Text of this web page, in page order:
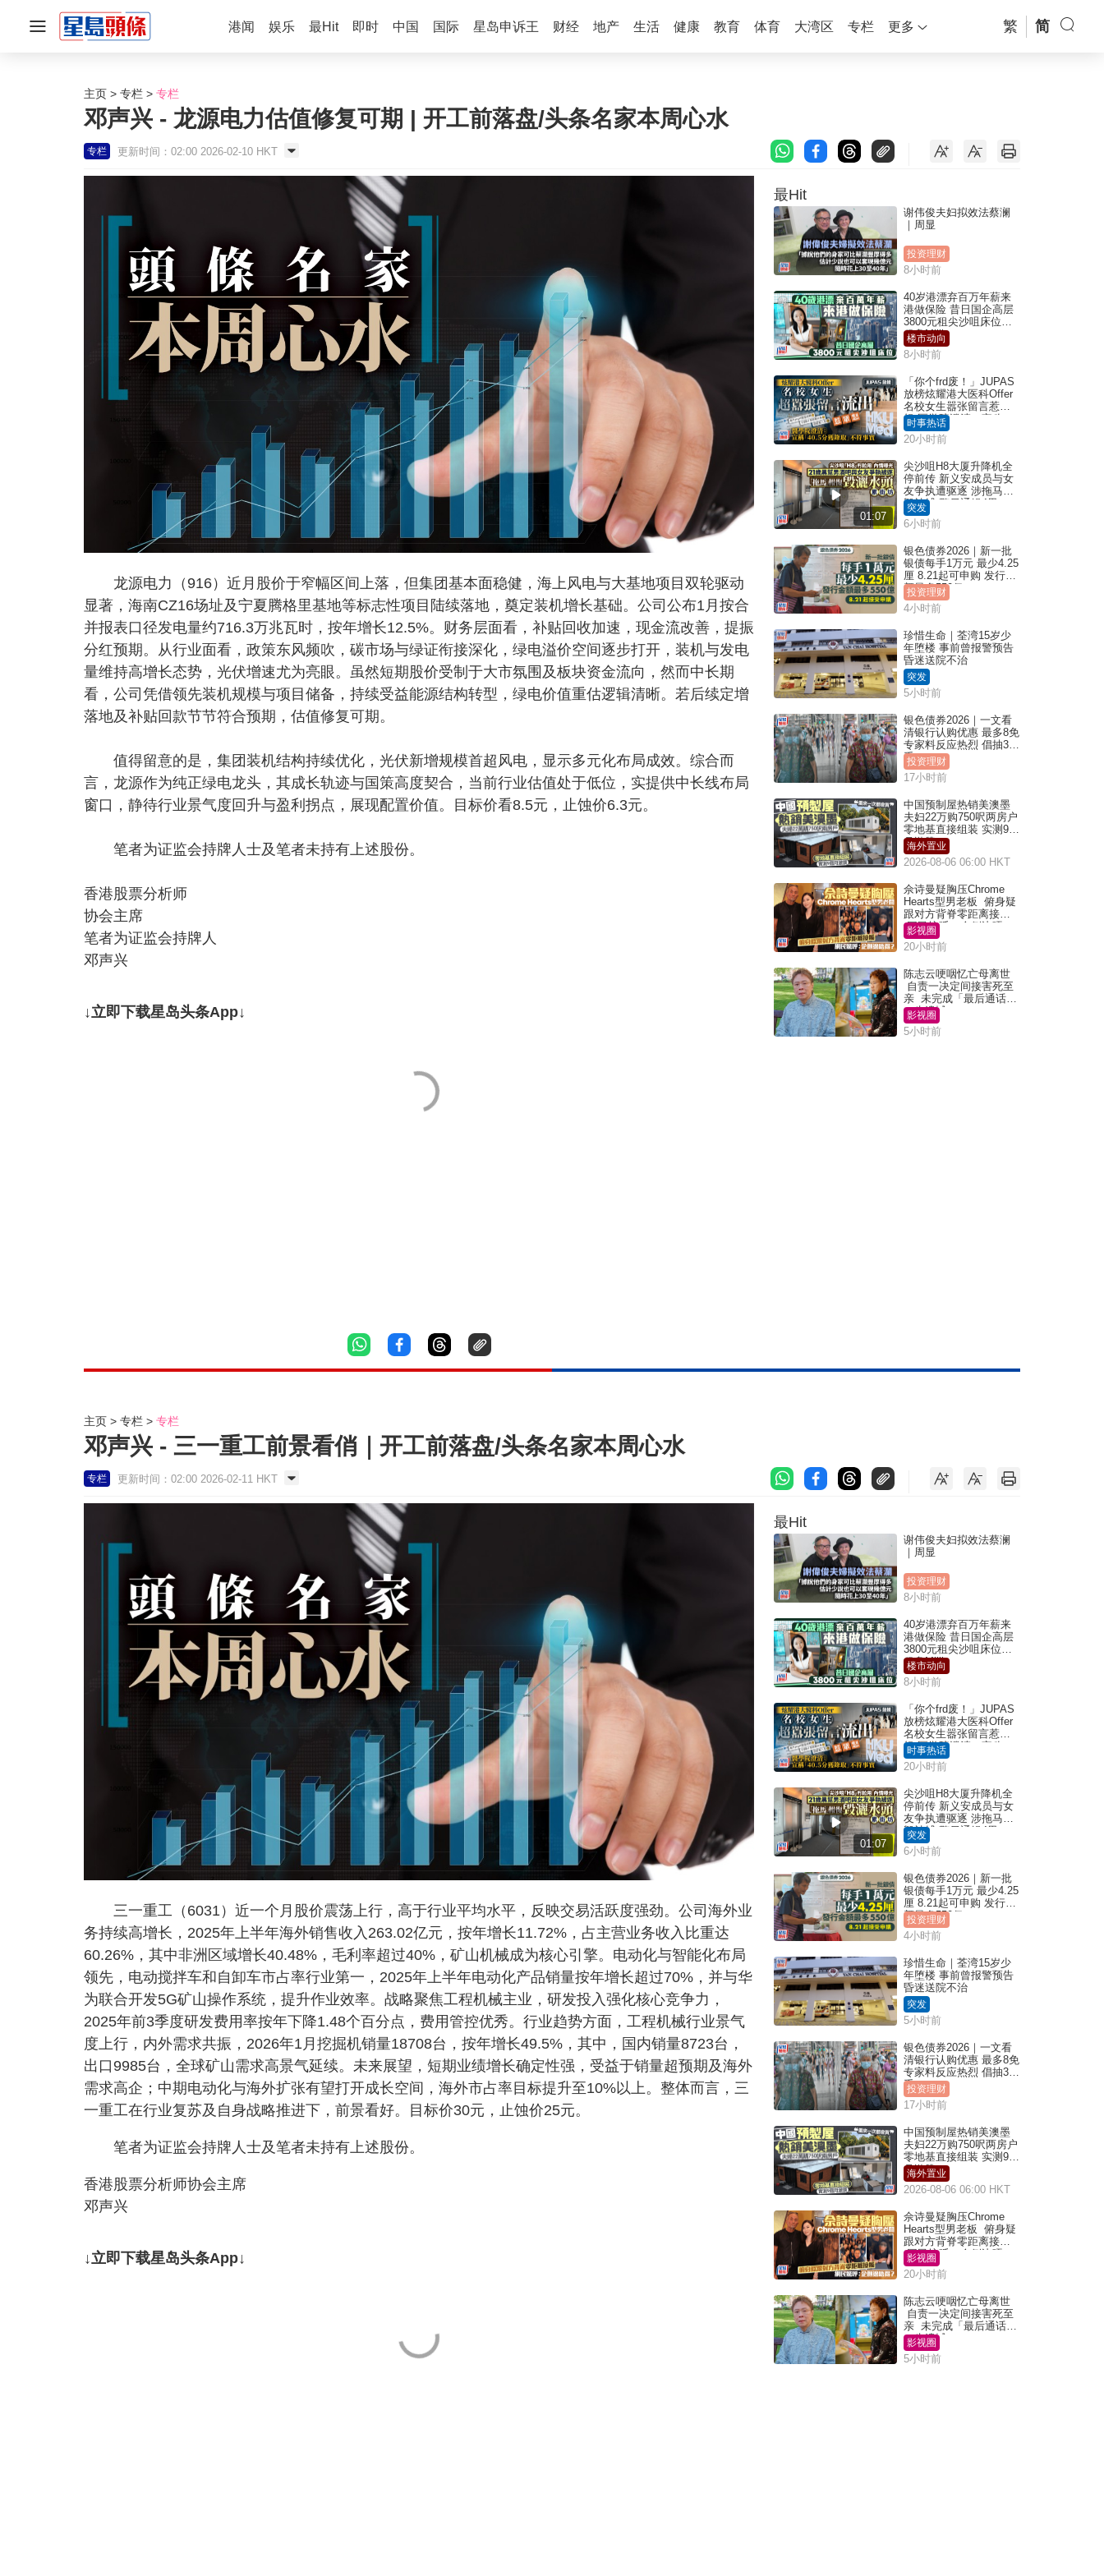
港闻 娱乐 最Hit 即时 中国 国际 星岛申诉王 财经 地产 生活 健康 教育 体育 大湾区 专栏 更多 繁 简
主页 专栏 专栏
邓声兴 - 龙源电力估值修复可期 | 开工前落盘/头条名家本周心水
专栏 更新时间：02:00 2026-02-10 HKT
龙源电力（916）近月股价于窄幅区间上落，但集团基本面稳健，海上风电与大基地项目双轮驱动
显著，海南CZ16场址及宁夏腾格里基地等标志性项目陆续落地，奠定装机增长基础。公司公布1月按合
并报表口径发电量约716.3万兆瓦时，按年增长12.5%。财务层面看，补贴回收加速，现金流改善，提振
分红预期。从行业面看，政策东风频吹，碳市场与绿证衔接深化，绿电溢价空间逐步打开，装机与发电
量维持高增长态势，光伏增速尤为亮眼。虽然短期股价受制于大市氛围及板块资金流向，然而中长期
看，公司凭借领先装机规模与项目储备，持续受益能源结构转型，绿电价值重估逻辑清晰。若后续定增
落地及补贴回款节节符合预期，估值修复可期。
值得留意的是，集团装机结构持续优化，光伏新增规模首超风电，显示多元化布局成效。综合而
言，龙源作为纯正绿电龙头，其成长轨迹与国策高度契合，当前行业估值处于低位，实提供中长线布局
窗口，静待行业景气度回升与盈利拐点，展现配置价值。目标价看8.5元，止蚀价6.3元。
笔者为证监会持牌人士及笔者未持有上述股份。
香港股票分析师
协会主席
笔者为证监会持牌人
邓声兴
↓立即下载星岛头条App↓
最Hit
谢伟俊夫妇拟效法蔡澜
｜周显
投资理财
8小时前
40岁港漂弃百万年薪来
港做保险 昔日国企高层
3800元租尖沙咀床位｜
租盘Million
楼市动向
8小时前
「你个frd废！」JUPAS
放榜炫耀港大医科Offer
名校女生嚣张留言惹众
怒 医学院澄清：宣称
「40.5分获录取」不符事
实｜Juicy叮
时事热话
20小时前
01:07
尖沙咀H8大厦升降机全
停前传 新义安成员与女
友争执遭驱逐 涉拖马刑
毁被捕 警另通缉4男
突发
6小时前
银色债券2026｜新一批
银债每手1万元 最少4.25
厘 8.21起可申购 发行金
额最多550亿
投资理财
4小时前
珍惜生命｜荃湾15岁少
年堕楼 事前曾报警预告
昏迷送院不治
突发
5小时前
银色债券2026｜一文看
清银行认购优惠 最多8免
专家料反应热烈 倡抽30
手
投资理财
17小时前
中国预制屋热销美澳墨
夫妇22万购750呎两房户
零地基直接组装 实测9个
月激赞
海外置业
2026-08-06 06:00 HKT
佘诗曼疑胸压Chrome
Hearts型男老板 俯身疑
跟对方背脊零距离接触
网民惊呼：企侧边唔
得？
影视圈
20小时前
陈志云哽咽忆亡母离世
自责一决定间接害死至
亲 未完成「最后通话」
一生遗憾
影视圈
5小时前
主页 专栏 专栏
邓声兴 - 三一重工前景看俏｜开工前落盘/头条名家本周心水
专栏 更新时间：02:00 2026-02-11 HKT
三一重工（6031）近一个月股价震荡上行，高于行业平均水平，反映交易活跃度强劲。公司海外业
务持续高增长，2025年上半年海外销售收入263.02亿元，按年增长11.72%，占主营业务收入比重达
60.26%，其中非洲区域增长40.48%，毛利率超过40%，矿山机械成为核心引擎。电动化与智能化布局
领先，电动搅拌车和自卸车市占率行业第一，2025年上半年电动化产品销量按年增长超过70%，并与华
为联合开发5G矿山操作系统，提升作业效率。战略聚焦工程机械主业，研发投入强化核心竞争力，
2025年前3季度研发费用率按年下降1.48个百分点，费用管控优秀。行业趋势方面，工程机械行业景气
度上行，内外需求共振，2026年1月挖掘机销量18708台，按年增长49.5%，其中，国内销量8723台，
出口9985台，全球矿山需求高景气延续。未来展望，短期业绩增长确定性强，受益于销量超预期及海外
需求高企；中期电动化与海外扩张有望打开成长空间，海外市占率目标提升至10%以上。整体而言，三
一重工在行业复苏及自身战略推进下，前景看好。目标价30元，止蚀价25元。
笔者为证监会持牌人士及笔者未持有上述股份。
香港股票分析师协会主席
邓声兴
↓立即下载星岛头条App↓
最Hit
谢伟俊夫妇拟效法蔡澜
｜周显
投资理财
8小时前
40岁港漂弃百万年薪来
港做保险 昔日国企高层
3800元租尖沙咀床位｜
租盘Million
楼市动向
8小时前
「你个frd废！」JUPAS
放榜炫耀港大医科Offer
名校女生嚣张留言惹众
怒 医学院澄清：宣称
「40.5分获录取」不符事
实｜Juicy叮
时事热话
20小时前
01:07
尖沙咀H8大厦升降机全
停前传 新义安成员与女
友争执遭驱逐 涉拖马刑
毁被捕 警另通缉4男
突发
6小时前
银色债券2026｜新一批
银债每手1万元 最少4.25
厘 8.21起可申购 发行金
额最多550亿
投资理财
4小时前
珍惜生命｜荃湾15岁少
年堕楼 事前曾报警预告
昏迷送院不治
突发
5小时前
银色债券2026｜一文看
清银行认购优惠 最多8免
专家料反应热烈 倡抽30
手
投资理财
17小时前
中国预制屋热销美澳墨
夫妇22万购750呎两房户
零地基直接组装 实测9个
月激赞
海外置业
2026-08-06 06:00 HKT
佘诗曼疑胸压Chrome
Hearts型男老板 俯身疑
跟对方背脊零距离接触
网民惊呼：企侧边唔
得？
影视圈
20小时前
陈志云哽咽忆亡母离世
自责一决定间接害死至
亲 未完成「最后通话」
一生遗憾
影视圈
5小时前